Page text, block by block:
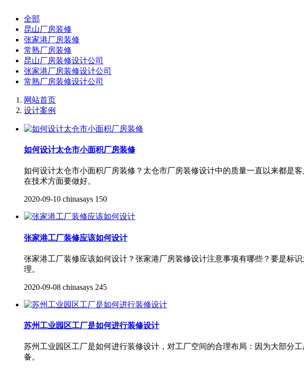
全部
昆山厂房装修
张家港厂房装修
常熟厂房装修
昆山厂房装修设计公司
张家港厂房装修设计公司
常熟厂房装修设计公司
网站首页
设计案例
如何​设计太仓市小面积厂房装修
如何​设计太仓市小面积厂房装修？太仓市厂房装修设计中的质量一直以来都是
在技术方面要做好。
2020-09-10 chinasays 150
张家港工厂装修应该如何设计
张家港工厂装修应该如何设计？张家港厂房装修设计注意事项有哪些？要是标
理。
2020-09-08 chinasays 245
苏州工业园区工厂是如何进行装修设计
苏州工业园区工厂是如何进行装修设计，对工厂空间的合理布局：因为大部分
备。